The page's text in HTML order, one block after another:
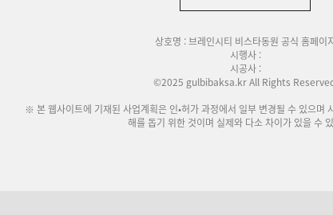
상호명 : 브레인시티 비스타동원 공식 홈페이
시행사 :
시공사 :
©2025 gulbibaksa.kr All Rights
※ 본 웹사이트에 기재된 사업계획은 인•허가 과정에서 일부 변경될 수 있으며
해를 돕기 위한 것이며 실제와 다소 차이가 있을 수